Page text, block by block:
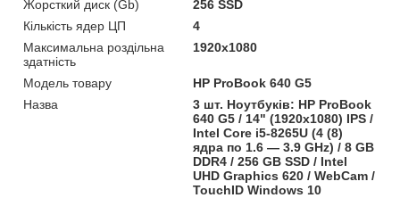
Жорсткий диск (Gb)
256 SSD
Кількість ядер ЦП
4
Максимальна роздільна
здатність
1920x1080
Модель товару
HP ProBook 640 G5
Назва
3 шт. Ноутбуків: HP ProBook
640 G5 / 14" (1920x1080) IPS /
Intel Core i5-8265U (4 (8)
ядра по 1.6 — 3.9 GHz) / 8 GB
DDR4 / 256 GB SSD / Intel
UHD Graphics 620 / WebCam /
TouchID Windows 10